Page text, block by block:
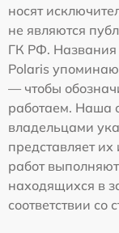
носят
не являются
ГК РФ. Названия
Polaris
— чтобы
работаем. Наша
владельцами
представляет
работ
находящихся в
соответствии со